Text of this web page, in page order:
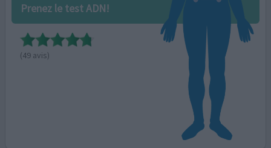
Prenez le test ADN!
(49 avis)